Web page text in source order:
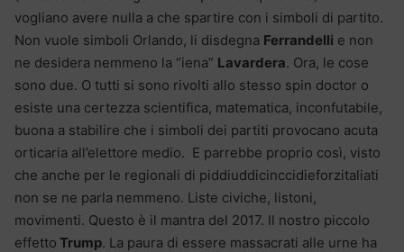
vogliano avere nulla a che spartire con i simboli di partito.
Non vuole simboli Orlando, li disdegna Ferrandelli e non
ne desidera nemmeno la “iena” Lavardera. Ora, le cose
sono due. O tutti si sono rivolti allo stesso spin doctor o
esiste una certezza scientifica, matematica, inconfutabile,
buona a stabilire che i simboli dei partiti provocano acuta
orticaria all’elettore medio. E parrebbe proprio così, visto
che anche per le regionali di piddiuddicinccidieforzitaliati
non se ne parla nemmeno. Liste civiche, listoni,
movimenti. Questo è il mantra del 2017. Il nostro piccolo
effetto Trump. La paura di essere massacrati alle urne ha